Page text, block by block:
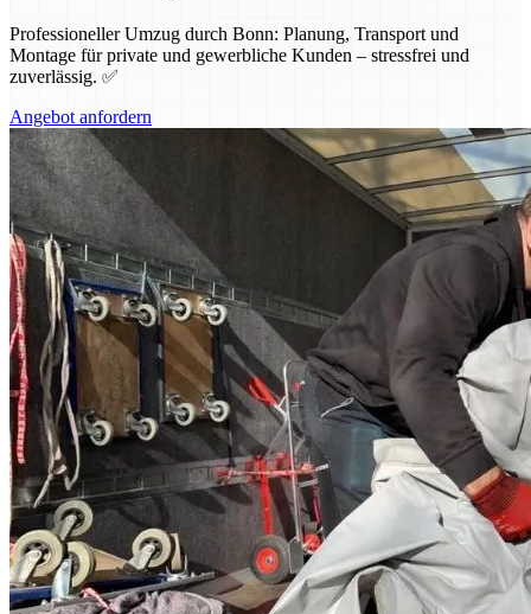
Professioneller Umzug durch Bonn: Planung, Transport und
Montage für private und gewerbliche Kunden – stressfrei und
zuverlässig. ✅
Angebot anfordern